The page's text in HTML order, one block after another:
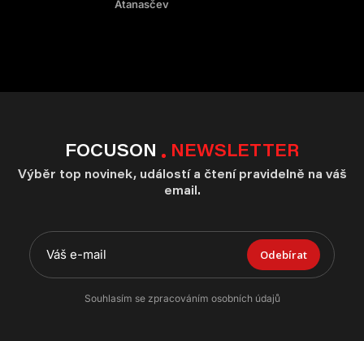
Atanasčev
FOCUSON NEWSLETTER
Výběr top novinek, událostí a čtení pravidelně na váš
email.
Odebírat
Souhlasím se zpracováním osobních údajů